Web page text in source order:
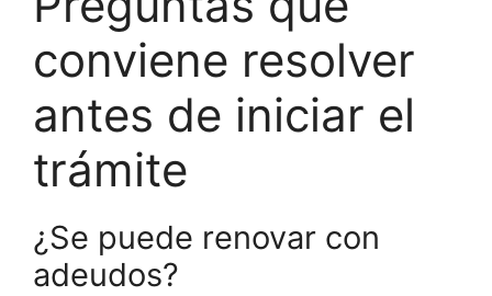
conviene resolver
antes de iniciar el
trámite
¿Se puede renovar con
adeudos?